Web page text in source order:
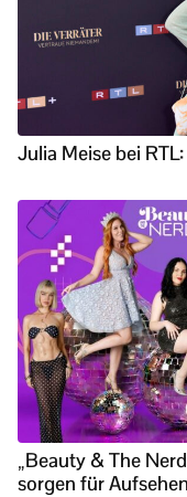
Julia Meise bei
„Beauty & The
sorgen für Aufsehen